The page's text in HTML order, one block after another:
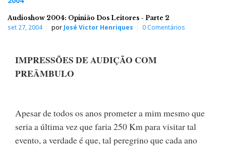
Audioshow 2004: Opinião Dos Leitores - Parte 2
set 27, 2004 por José Victor Henriques 0 Comentários
IMPRESSÕES DE AUDIÇÃO COM
PREÂMBULO
Apesar de todos os anos prometer a mim mesmo que
seria a última vez que faria 250 Km para visitar tal
evento, a verdade é que, tal peregrino que cada ano